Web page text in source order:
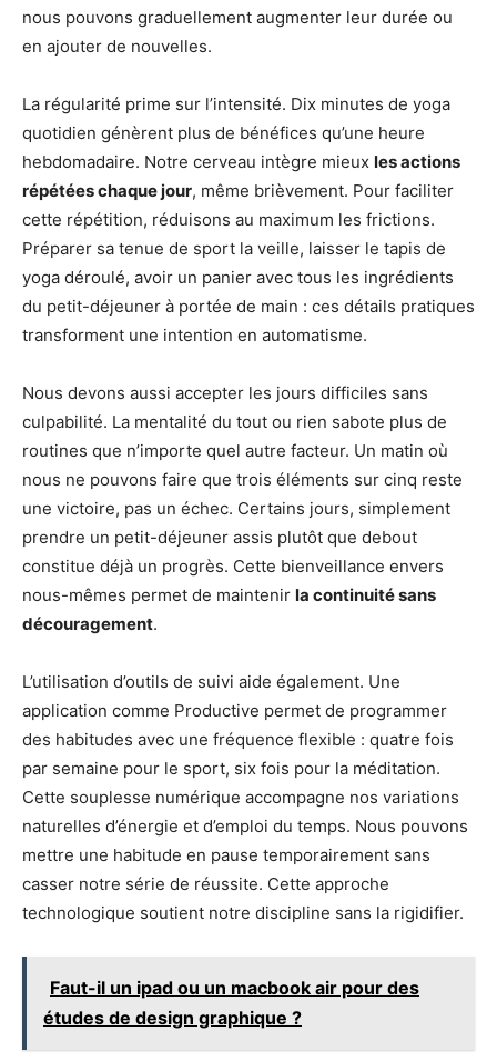
nous pouvons graduellement augmenter leur durée ou
en ajouter de nouvelles.
La régularité prime sur l’intensité. Dix minutes de yoga
quotidien génèrent plus de bénéfices qu’une heure
hebdomadaire. Notre cerveau intègre mieux les actions
répétées chaque jour, même brièvement. Pour faciliter
cette répétition, réduisons au maximum les frictions.
Préparer sa tenue de sport la veille, laisser le tapis de
yoga déroulé, avoir un panier avec tous les ingrédients
du petit-déjeuner à portée de main : ces détails pratiques
transforment une intention en automatisme.
Nous devons aussi accepter les jours difficiles sans
culpabilité. La mentalité du tout ou rien sabote plus de
routines que n’importe quel autre facteur. Un matin où
nous ne pouvons faire que trois éléments sur cinq reste
une victoire, pas un échec. Certains jours, simplement
prendre un petit-déjeuner assis plutôt que debout
constitue déjà un progrès. Cette bienveillance envers
nous-mêmes permet de maintenir la continuité sans
découragement.
L’utilisation d’outils de suivi aide également. Une
application comme Productive permet de programmer
des habitudes avec une fréquence flexible : quatre fois
par semaine pour le sport, six fois pour la méditation.
Cette souplesse numérique accompagne nos variations
naturelles d’énergie et d’emploi du temps. Nous pouvons
mettre une habitude en pause temporairement sans
casser notre série de réussite. Cette approche
technologique soutient notre discipline sans la rigidifier.
Faut-il un ipad ou un macbook air pour des
études de design graphique ?